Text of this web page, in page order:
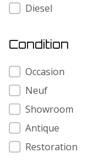
Diesel
Condition
Condition
Occasion
Neuf
Showroom
Antique
Restoration